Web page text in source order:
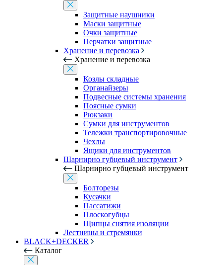
Защитные наушники
Маски защитные
Очки защитные
Перчатки защитные
Хранение и перевозка
Хранение и перевозка
Козлы складные
Органайзеры
Подвесные системы хранения
Поясные сумки
Рюкзаки
Сумки для инструментов
Тележки транспортировочные
Чехлы
Ящики для инструментов
Шарнирно губцевый инструмент
Шарнирно губцевый инструмент
Болторезы
Кусачки
Пассатижи
Плоскогубцы
Щипцы снятия изоляции
Лестницы и стремянки
BLACK+DECKER
Каталог